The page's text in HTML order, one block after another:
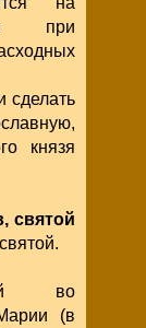
при
сделать
князя
святой
во
(в